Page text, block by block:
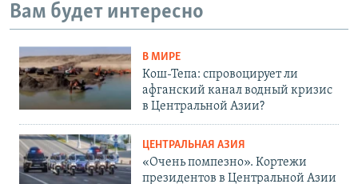
Вам будет интересно
В МИРЕ
Кош-Тепа: спровоцирует ли
афганский канал водный кризис
в Центральной Азии?
ЦЕНТРАЛЬНАЯ АЗИЯ
«Очень помпезно». Кортежи
президентов в Центральной Азии